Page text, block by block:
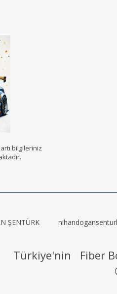
bilgileriniz
ŞENTÜRK
Türkiye'nin Fiber